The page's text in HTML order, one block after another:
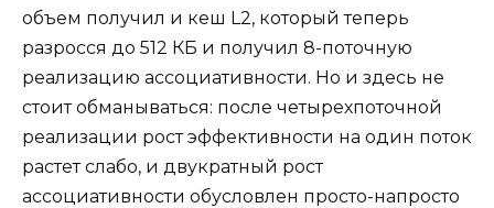
объем получил и кеш L2, который теперь
разросся до 512 КБ и получил 8-поточную
реализацию ассоциативности. Но и здесь не
стоит обманываться: после четырехпоточной
реализации рост эффективности на один поток
растет слабо, и двукратный рост
ассоциативности обусловлен просто-напросто